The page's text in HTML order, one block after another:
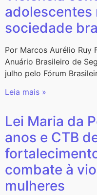
adolescentes
sociedade
Por Marcos Aurélio Ruy
Anuário Brasileiro de
julho pelo Fórum
Leia mais »
Lei Maria da
anos e CTB
combate à
mulheres